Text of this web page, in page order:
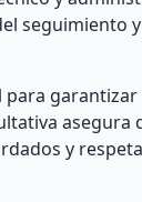
seguimiento
garantizar
asegura
y